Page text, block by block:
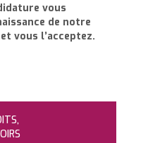
vous
de notre
vous l’acceptez.